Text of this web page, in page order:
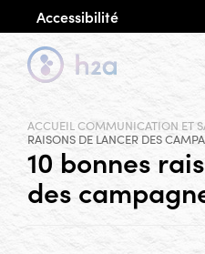
Accessibilité
ACCUEILCOMMUNICATION ET
RAISONS DE LANCER DES
10 bonnes
des